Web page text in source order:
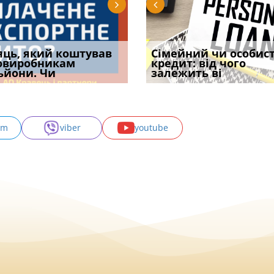
встановив для
шкоди
Документи, на яких не
проставляється
апостиль: пер
який коштував
Чи
Огляд практики ВС від
Ростислава Кравця, що
опублі
потрібна ФОП
у 2026 році:
засто
Сімейний чи
кредит: від чого
залежить ві
Восьмий ААС
підтвердив, що
може скас
viber youtube